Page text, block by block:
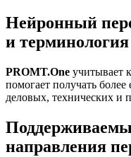
Нейронный
и терминология
PROMT.One учитывает
помогает получать
деловых, технических и
направления